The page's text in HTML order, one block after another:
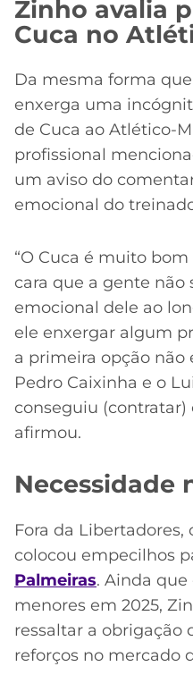
Zinho avalia
Cuca no
Da mesma forma
enxerga uma
de Cuca ao Atlético-
profissional
um aviso do
emocional do
“O Cuca é muito
cara que a gente não
emocional dele ao
ele enxergar algum
a primeira opção não
Pedro Caixinha e o
conseguiu (contratar)
afirmou.
Necessidade
Fora da Libertadores,
colocou empecilhos
Palmeiras. Ainda
menores em 2025,
ressaltar a obrigação
reforços no mercado